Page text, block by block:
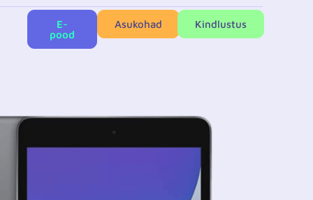
E-
pood
Asukohad Kindlustus